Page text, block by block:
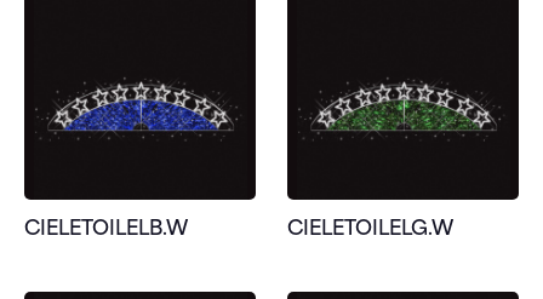
CIELETOILELB.W CIELETOILELG.W